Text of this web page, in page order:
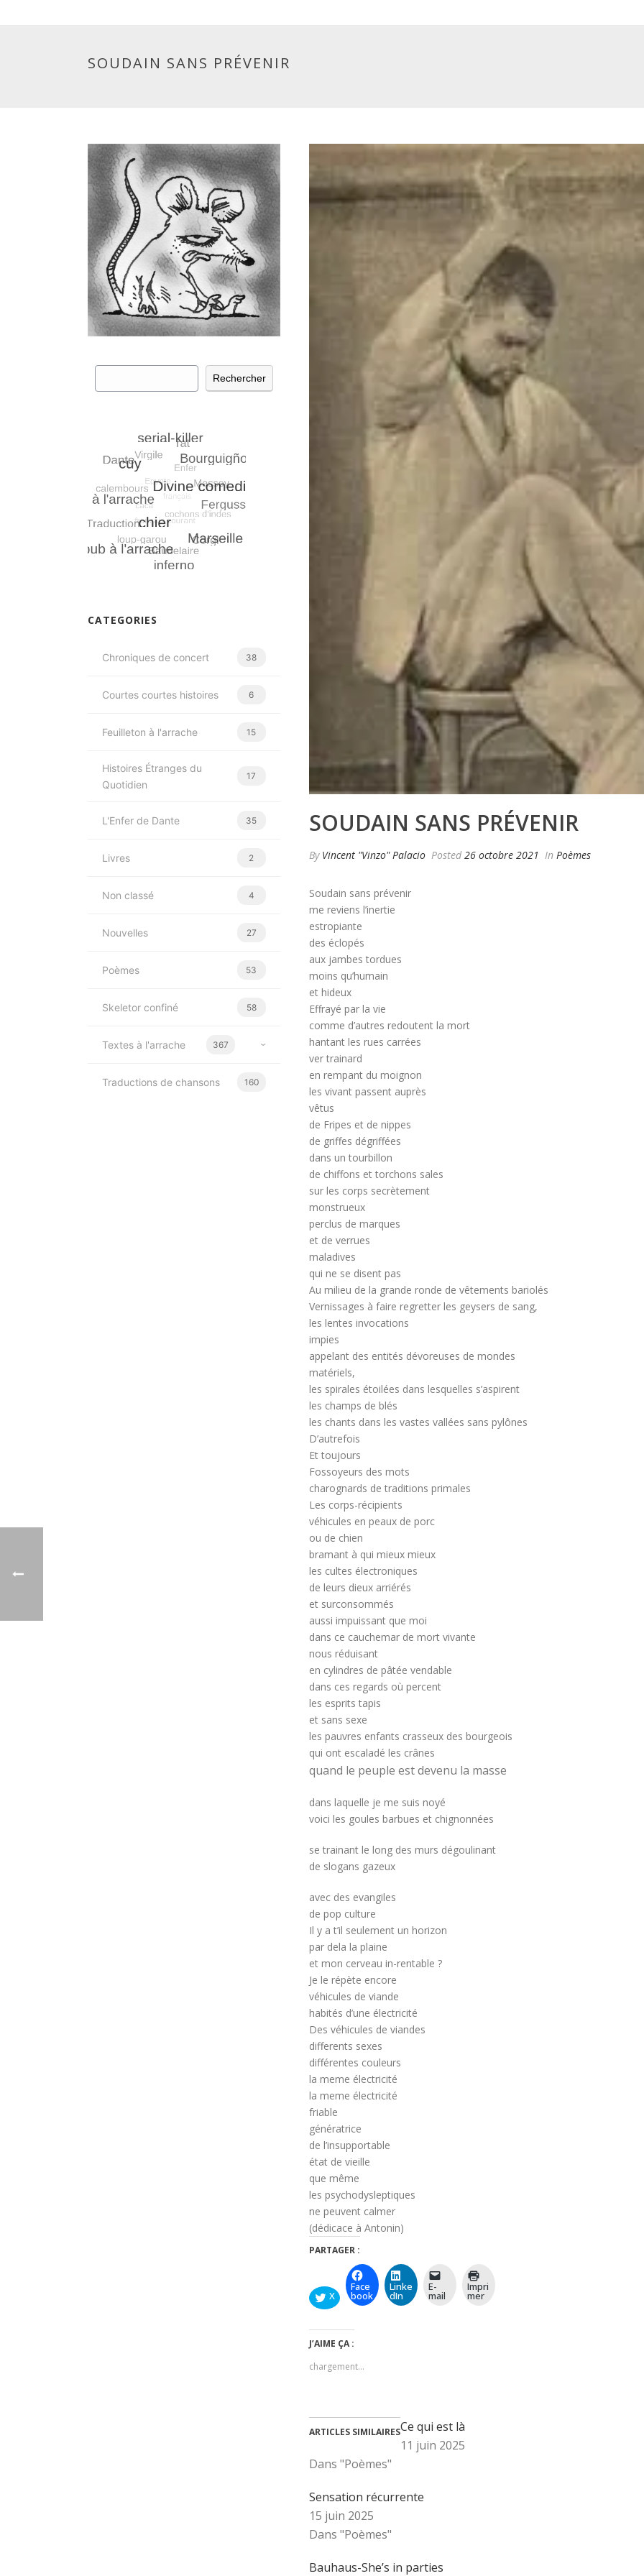
SOUDAIN SANS PRÉVENIR
SOUDAIN SANS PRÉVENIR
By Vincent "Vinzo" Palacio Posted 26 octobre 2021 In Poèmes
Soudain sans prévenir
me reviens l’inertie
estropiante
des éclopés
aux jambes tordues
moins qu’humain
et hideux
Effrayé par la vie
comme d’autres redoutent la mort
hantant les rues carrées
ver trainard
en rempant du moignon
les vivant passent auprès
vêtus
de Fripes et de nippes
de griffes dégriffées
dans un tourbillon
de chiffons et torchons sales
sur les corps secrètement
monstrueux
perclus de marques
et de verrues
maladives
qui ne se disent pas
Au milieu de la grande ronde de vêtements bariolés
Vernissages à faire regretter les geysers de sang,
les lentes invocations
impies
appelant des entités dévoreuses de mondes
matériels,
les spirales étoilées dans lesquelles s’aspirent
les champs de blés
les chants dans les vastes vallées sans pylônes
D’autrefois
Et toujours
Fossoyeurs des mots
charognards de traditions primales
Les corps-récipients
véhicules en peaux de porc
ou de chien
bramant à qui mieux mieux
les cultes électroniques
de leurs dieux arriérés
et surconsommés
aussi impuissant que moi
dans ce cauchemar de mort vivante
nous réduisant
en cylindres de pâtée vendable
dans ces regards où percent
les esprits tapis
et sans sexe
les pauvres enfants crasseux des bourgeois
qui ont escaladé les crânes
quand le peuple est devenu la masse
dans laquelle je me suis noyé
voici les goules barbues et chignonnées
se trainant le long des murs dégoulinant
de slogans gazeux
avec des evangiles
de pop culture
Il y a t’il seulement un horizon
par dela la plaine
et mon cerveau in-rentable ?
Je le répète encore
véhicules de viande
habités d’une électricité
Des véhicules de viandes
differents sexes
différentes couleurs
la meme électricité
la meme électricité
friable
génératrice
de l’insupportable
état de vieille
que même
les psychodysleptiques
ne peuvent calmer
(dédicace à Antonin)
PARTAGER :
X
Face
book
Linke
dIn
E-
mail
Impri
mer
J’AIME ÇA :
chargement…
ARTICLES SIMILAIRESCe qui est là
11 juin 2025
Dans "Poèmes"
Sensation récurrente
15 juin 2025
Dans "Poèmes"
Bauhaus-She’s in parties
Rechercher
CATEGORIES
Chroniques de concert 38
Courtes courtes histoires 6
Feuilleton à l'arrache 15
Histoires Étranges du
Quotidien
17
L'Enfer de Dante 35
Livres 2
Non classé 4
Nouvelles 27
Poèmes 53
Skeletor confiné 58
Textes à l'arrache 367
Traductions de chansons 160